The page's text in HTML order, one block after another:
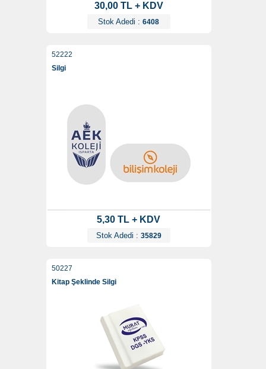
30,00 TL + KDV
Stok Adedi : 6408
52222
Silgi
5,30 TL + KDV
Stok Adedi : 35829
50227
Kitap Şeklinde Silgi